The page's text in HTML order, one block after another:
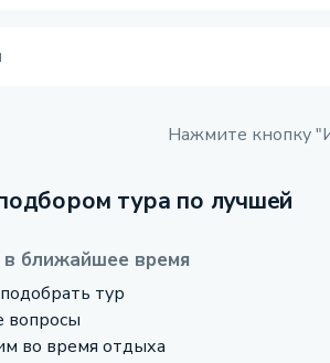
Нажмите кнопку
тура по лучшей
ближайшее время
тур
вопросы
во время отдыха